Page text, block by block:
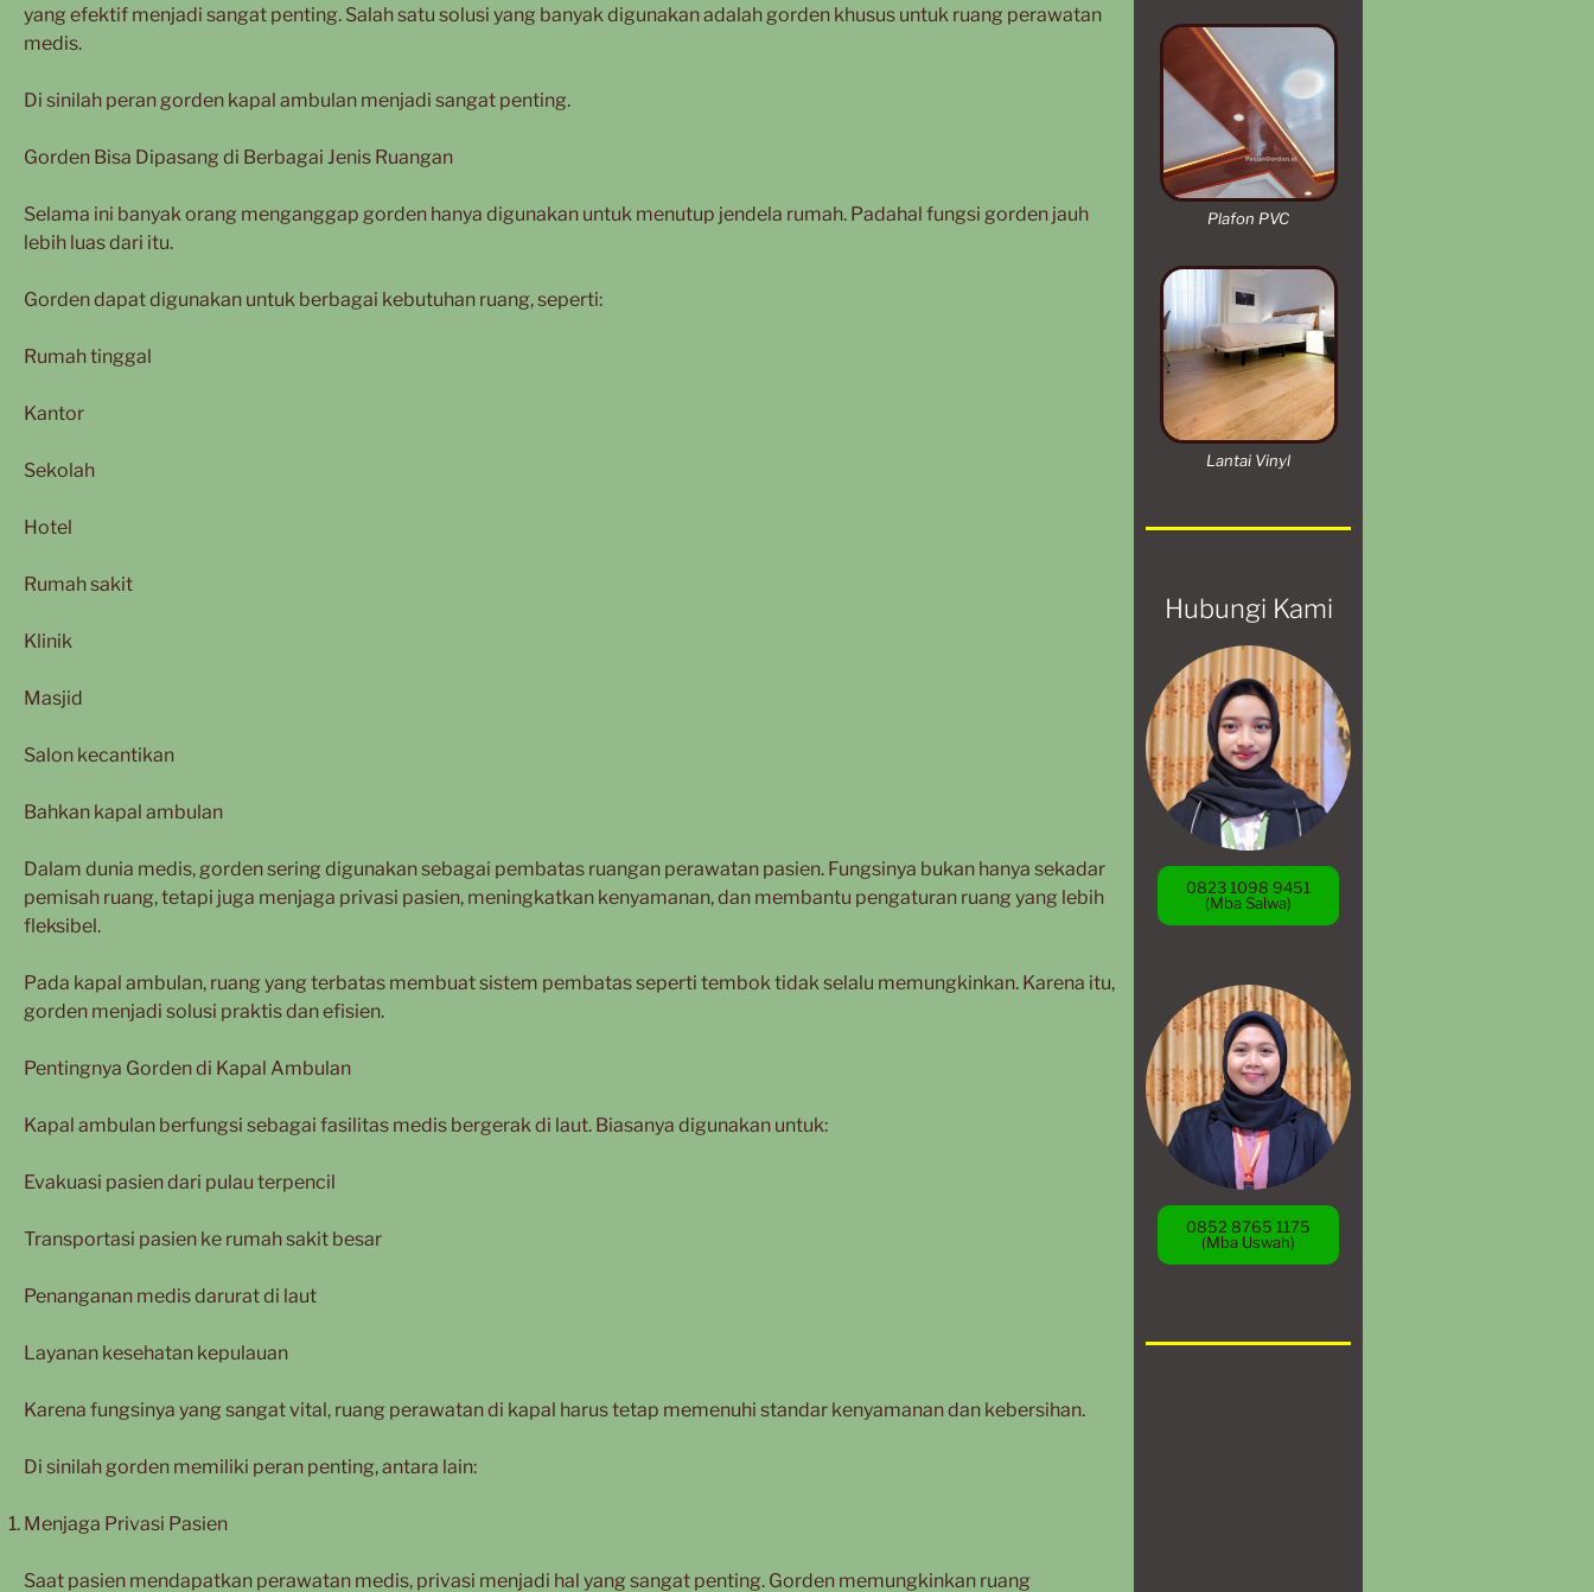
yang efektif menjadi sangat penting. Salah satu solusi yang banyak digunakan adalah gorden khusus untuk ruang perawatan
medis.
Di sinilah peran gorden kapal ambulan menjadi sangat penting.
Gorden Bisa Dipasang di Berbagai Jenis Ruangan
Selama ini banyak orang menganggap gorden hanya digunakan untuk menutup jendela rumah. Padahal fungsi gorden jauh
lebih luas dari itu.
Gorden dapat digunakan untuk berbagai kebutuhan ruang, seperti:
Rumah tinggal
Kantor
Sekolah
Hotel
Rumah sakit
Klinik
Masjid
Salon kecantikan
Bahkan kapal ambulan
Dalam dunia medis, gorden sering digunakan sebagai pembatas ruangan perawatan pasien. Fungsinya bukan hanya sekadar
pemisah ruang, tetapi juga menjaga privasi pasien, meningkatkan kenyamanan, dan membantu pengaturan ruang yang lebih
fleksibel.
Pada kapal ambulan, ruang yang terbatas membuat sistem pembatas seperti tembok tidak selalu memungkinkan. Karena itu,
gorden menjadi solusi praktis dan efisien.
Pentingnya Gorden di Kapal Ambulan
Kapal ambulan berfungsi sebagai fasilitas medis bergerak di laut. Biasanya digunakan untuk:
Evakuasi pasien dari pulau terpencil
Transportasi pasien ke rumah sakit besar
Penanganan medis darurat di laut
Layanan kesehatan kepulauan
Karena fungsinya yang sangat vital, ruang perawatan di kapal harus tetap memenuhi standar kenyamanan dan kebersihan.
Di sinilah gorden memiliki peran penting, antara lain:
Menjaga Privasi Pasien
Saat pasien mendapatkan perawatan medis, privasi menjadi hal yang sangat penting. Gorden memungkinkan ruang
Plafon PVC
Lantai Vinyl
Hubungi Kami
0823 1098 9451
(Mba Salwa)
0852 8765 1175
(Mba Uswah)